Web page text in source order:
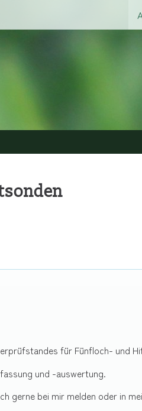
für Fünfloch- und
und -auswertung.
gerne bei mir melden oder in